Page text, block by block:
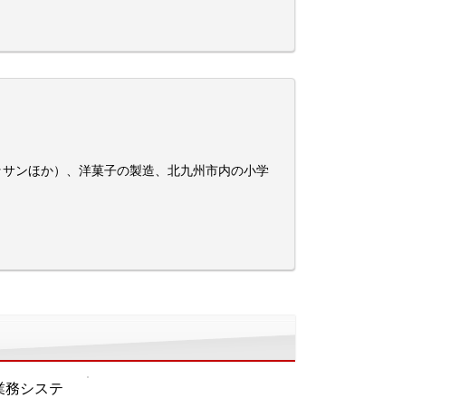
ンほか）、洋菓子の製造、北九州市内の小学
務システ